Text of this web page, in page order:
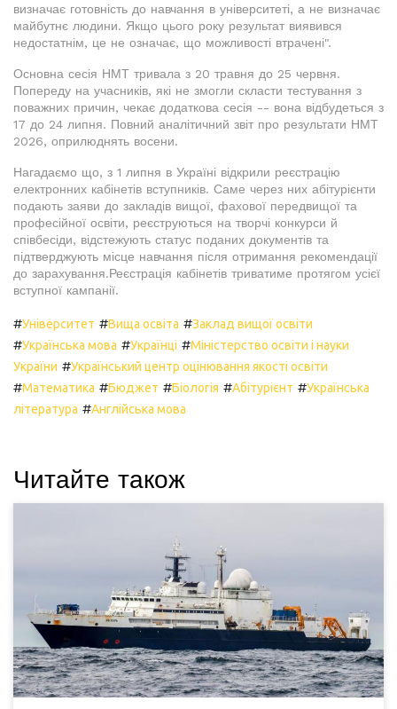
визначає готовність до навчання в університеті, а не визначає
майбутнє людини. Якщо цього року результат виявився
недостатнім, це не означає, що можливості втрачені".
Основна сесія НМТ тривала з 20 травня до 25 червня.
Попереду на учасників, які не змогли скласти тестування з
поважних причин, чекає додаткова сесія -- вона відбудеться з
17 до 24 липня. Повний аналітичний звіт про результати НМТ
2026, оприлюднять восени.
Нагадаємо що, з 1 липня в Україні відкрили реєстрацію
електронних кабінетів вступників. Саме через них абітурієнти
подають заяви до закладів вищої, фахової передвищої та
професійної освіти, реєструються на творчі конкурси й
співбесіди, відстежують статус поданих документів та
підтверджують місце навчання після отримання рекомендації
до зарахування.Реєстрація кабінетів триватиме протягом усієї
вступної кампанії.
#Університет #Вища освіта #Заклад вищої освіти
#Українська мова #Українці #Міністерство освіти і науки
України #Український центр оцінювання якості освіти
#Математика #Бюджет #Біологія #Абітурієнт #Українська
література #Англійська мова
Читайте також